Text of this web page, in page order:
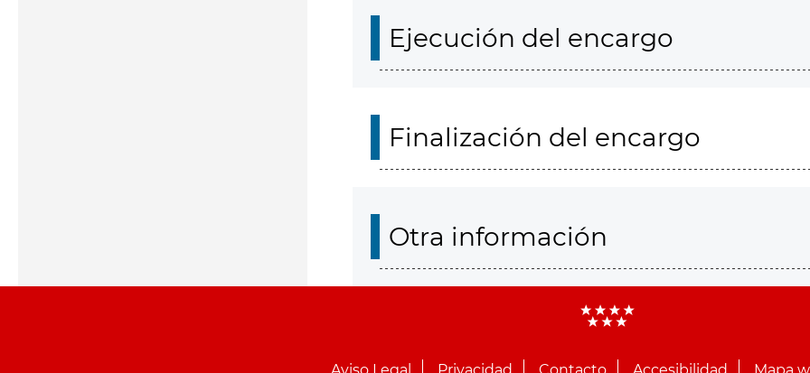
Ejecución del encargo
Finalización del encargo
Otra información